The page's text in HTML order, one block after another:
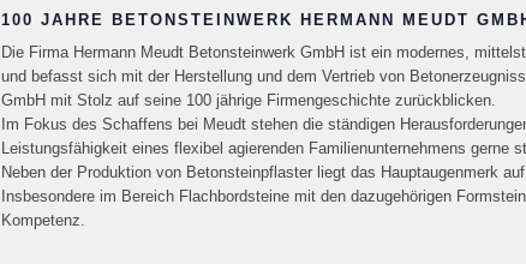
100 JAHRE BETONSTEINWERK HERMANN MEUDT
Die Firma Hermann Meudt Betonsteinwerk GmbH ist ein modernes,
und befasst sich mit der Herstellung und dem Vertrieb von
GmbH mit Stolz auf seine 100 jährige Firmengeschichte zurückblicken.
Im Fokus des Schaffens bei Meudt stehen die ständigen
Leistungsfähigkeit eines flexibel agierenden Familienunternehmens gerne
Neben der Produktion von Betonsteinpflaster liegt das Hauptaugenmerk
Insbesondere im Bereich Flachbordsteine mit den dazugehörigen
Kompetenz.